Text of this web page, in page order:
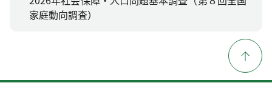
家庭動向調査）